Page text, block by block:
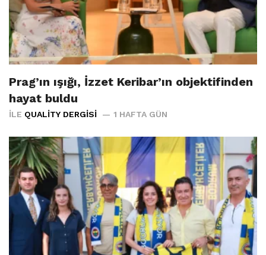
Prag’ın ışığı, İzzet Keribar’ın objektifinden
hayat buldu
İLE QUALITY DERGISI 1 HAFTA GÜN